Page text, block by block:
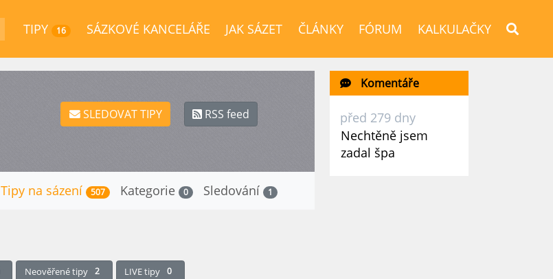
TIPY 16 SÁZKOVÉ KANCELÁŘE JAK SÁZET ČLÁNKY FÓRUM KALKULAČKY
SLEDOVAT TIPY RSS feed
Tipy na sázení 507 Kategorie 0 Sledování 1
Neověřené tipy 2 LIVE tipy 0
Komentáře
před 279 dny
Nechtěně jsem
zadal špa